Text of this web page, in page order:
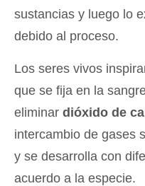
sustancias y luego lo
debido al proceso.
Los seres vivos
que se fija en la
eliminar dióxido de
intercambio de gases
y se desarrolla con
acuerdo a la especie.